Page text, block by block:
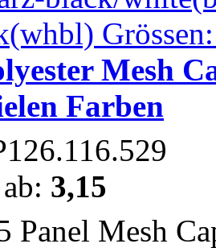
Mesh
Farben
3,15
Panel Mesh